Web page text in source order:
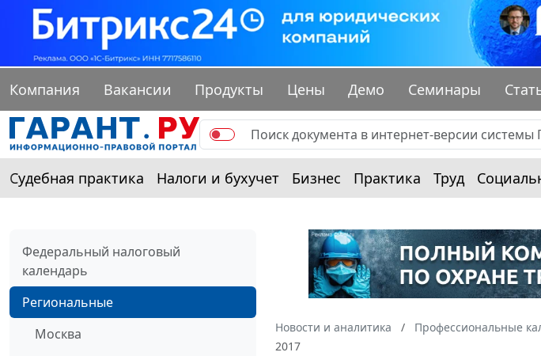
Компания Вакансии Продукты Цены Демо Семинары
Судебная практика Налоги и бухучет Бизнес Практика Труд
Федеральный налоговый
календарь
Региональные
Москва
Новости и аналитика Профессиональные
2017